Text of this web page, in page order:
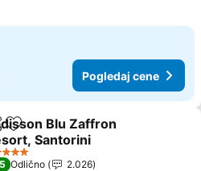
Pogledaj cene
Dodati u favorite
Blu Zaffron
Santorini
Odlično
2.026